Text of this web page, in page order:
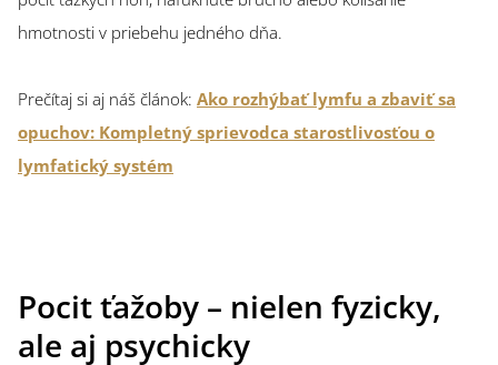
hmotnosti v priebehu jedného dňa.
Prečítaj si aj náš článok: Ako rozhýbať lymfu a zbaviť sa
opuchov: Kompletný sprievodca starostlivosťou o
lymfatický systém
Pocit ťažoby – nielen fyzicky,
ale aj psychicky